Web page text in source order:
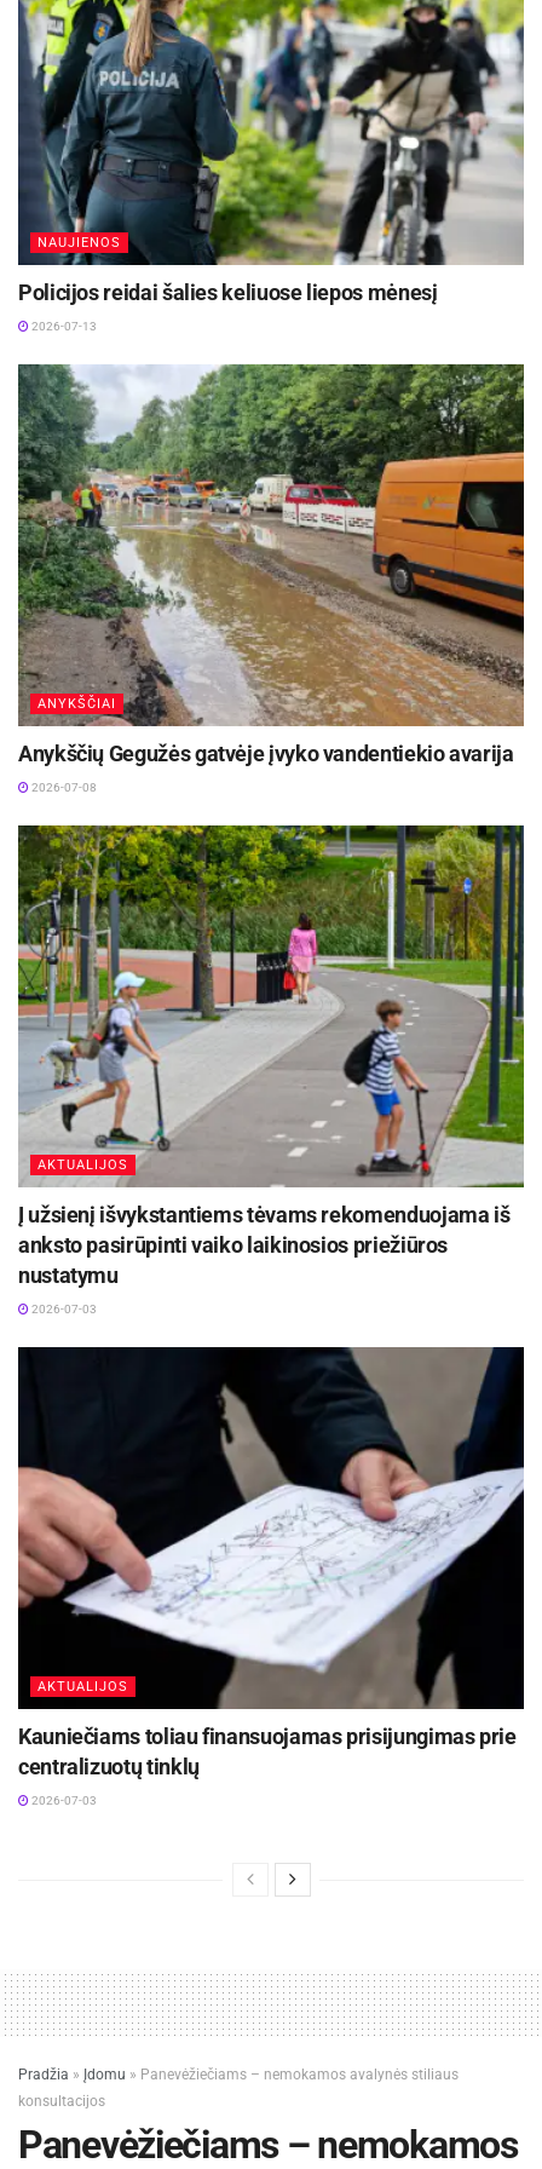
draudimo įstatymo pataisose numatytas nedarbo
socialinio draudimo įmokų augimas,
savarankiškai dirbančių asmenų socialinio
draudimo išplėtimas, tantjemų apmokestinimas,
planuojama, kartu atneš beveik 70 mln., kiti
pakeitimai – dar apie 20 mln. eurų didesnes
pajamas.
BNS inf.
NAUJIENOS
Policijos reidai šalies keliuose liepos mėnesį
2026-07-13
ANYKŠČIAI
Anykščių Gegužės gatvėje įvyko vandentiekio avarija
2026-07-08
AKTUALIJOS
Į užsienį išvykstantiems tėvams rekomenduojama iš
anksto pasirūpinti vaiko laikinosios priežiūros
nustatymu
2026-07-03
AKTUALIJOS
Kauniečiams toliau finansuojamas prisijungimas prie
centralizuotų tinklų
2026-07-03
Pradžia » Įdomu » Panevėžiečiams – nemokamos avalynės stiliaus
konsultacijos
Panevėžiečiams – nemokamos